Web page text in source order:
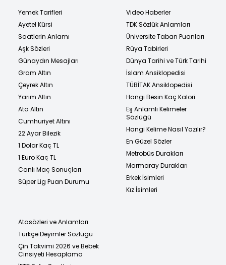
Yemek Tarifleri
Ayetel Kürsi
Saatlerin Anlamı
Aşk Sözleri
Günaydın Mesajları
Gram Altın
Çeyrek Altın
Yarım Altın
Ata Altın
Cumhuriyet Altını
22 Ayar Bilezik
1 Dolar Kaç TL
1 Euro Kaç TL
Canlı Maç Sonuçları
Süper Lig Puan Durumu
Video Haberler
TDK Sözlük Anlamları
Üniversite Taban Puanları
Rüya Tabirleri
Dünya Tarihi ve Türk Tarihi
İslam Ansiklopedisi
TÜBİTAK Ansiklopedisi
Hangi Besin Kaç Kalori
Eş Anlamlı Kelimeler
Sözlüğü
Hangi Kelime Nasıl Yazılır?
En Güzel Sözler
Metrobüs Durakları
Marmaray Durakları
Erkek İsimleri
Kız İsimleri
Atasözleri ve Anlamları
Türkçe Deyimler Sözlüğü
Çin Takvimi 2026 ve Bebek
Cinsiyeti Hesaplama